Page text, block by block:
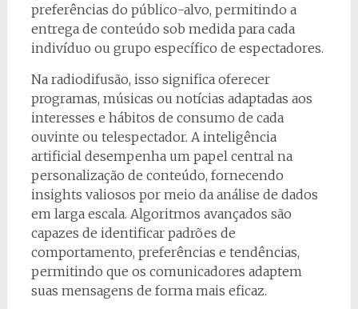
preferências do público-alvo, permitindo a
entrega de conteúdo sob medida para cada
indivíduo ou grupo específico de espectadores.
Na radiodifusão, isso significa oferecer
programas, músicas ou notícias adaptadas aos
interesses e hábitos de consumo de cada
ouvinte ou telespectador. A inteligência
artificial desempenha um papel central na
personalização de conteúdo, fornecendo
insights valiosos por meio da análise de dados
em larga escala. Algoritmos avançados são
capazes de identificar padrões de
comportamento, preferências e tendências,
permitindo que os comunicadores adaptem
suas mensagens de forma mais eficaz.